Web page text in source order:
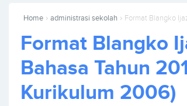
Home › administrasi sekolah › Format Blangko
Format Blangko
Bahasa Tahun
Kurikulum 2006)